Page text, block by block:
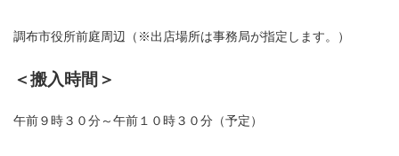
調布市役所前庭周辺（※出店場所は事務局が指定します。）
＜搬入時間＞
午前９時３０分～午前１０時３０分（予定）